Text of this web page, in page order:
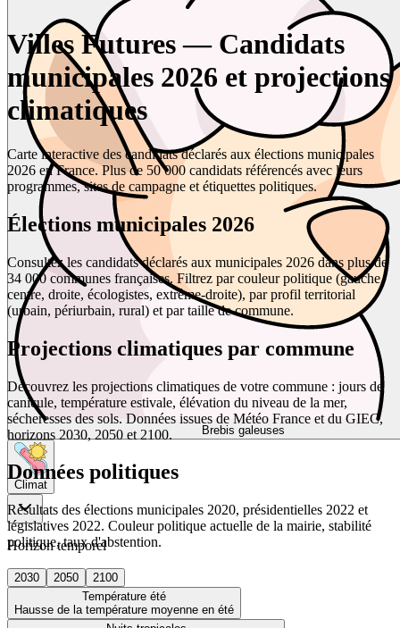
Brebis galeuses
Climat
Horizon temporel
2030 2050
2100
Température été
Hausse de la température moyenne en été
Villes Futures — Candidats
municipales 2026 et projections
climatiques
Carte interactive des candidats déclarés aux élections municipales
2026 en France. Plus de 50 000 candidats référencés avec leurs
programmes, sites de campagne et étiquettes politiques.
Élections municipales 2026
Consultez les candidats déclarés aux municipales 2026 dans plus de
34 000 communes françaises. Filtrez par couleur politique (gauche,
centre, droite, écologistes, extrême-droite), par profil territorial
(urbain, périurbain, rural) et par taille de commune.
Projections climatiques par commune
Découvrez les projections climatiques de votre commune : jours de
canicule, température estivale, élévation du niveau de la mer,
sécheresses des sols. Données issues de Météo France et du GIEC,
horizons 2030, 2050 et 2100.
Données politiques
Résultats des élections municipales 2020, présidentielles 2022 et
législatives 2022. Couleur politique actuelle de la mairie, stabilité
politique, taux d'abstention.